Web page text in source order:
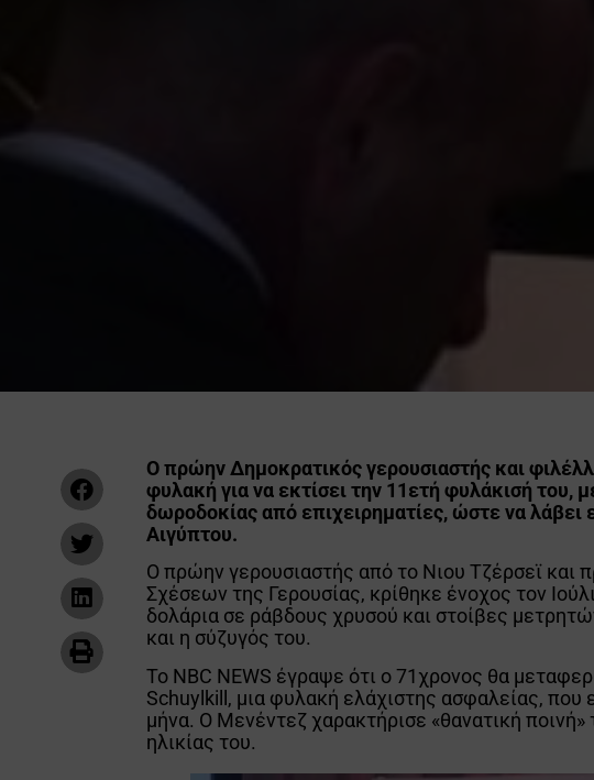
Ο πρώην Δημοκρατικός γερουσιαστής και
φυλακή για να εκτίσει την 11ετή φυλάκισή του,
δωροδοκίας από επιχειρηματίες, ώστε να
Αιγύπτου.
Ο πρώην γερουσιαστής από το Νιου Τζέρσεϊ και
Σχέσεων της Γερουσίας, κρίθηκε ένοχος τον
δολάρια σε ράβδους χρυσού και στοίβες
και η σύζυγός του.
Το NBC NEWS έγραψε ότι ο 71χρονος θα
Schuylkill, μια φυλακή ελάχιστης ασφαλείας, που
μήνα. Ο Μενέντεζ χαρακτήρισε «θανατική
ηλικίας του.